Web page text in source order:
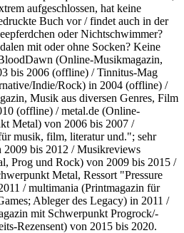
aufgeschlossen, hat keine
Buch vor / findet auch in der
oder Nichtschwimmer?
mit oder ohne Socken? Keine
(Online-Musikmagazin,
bis 2006 (offline) / Tinnitus-Mag
Indie/Rock) in 2004 (offline) /
Musik aus diversen Genres, Film
(offline) / metal.de (Online-
Metal) von 2006 bis 2007 /
musik, film, literatur und."; sehr
2009 bis 2012 / Musikreviews
Prog und Rock) von 2009 bis 2015 /
Metal, Ressort "Pressure
/ multimania (Printmagazin für
Ableger des Legacy) in 2011 /
mit Schwerpunkt Progrock/-
Rezensent) von 2015 bis 2020.